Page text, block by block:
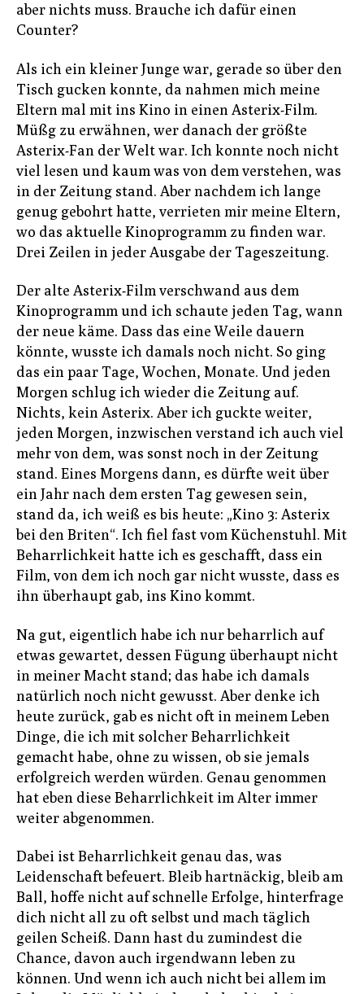
aber nichts muss. Brauche ich dafür einen
Counter?
Als ich ein kleiner Junge war, gerade so über den
Tisch gucken konnte, da nahmen mich meine
Eltern mal mit ins Kino in einen Asterix-Film.
Müßg zu erwähnen, wer danach der größte
Asterix-Fan der Welt war. Ich konnte noch nicht
viel lesen und kaum was von dem verstehen, was
in der Zeitung stand. Aber nachdem ich lange
genug gebohrt hatte, verrieten mir meine Eltern,
wo das aktuelle Kinoprogramm zu finden war.
Drei Zeilen in jeder Ausgabe der Tageszeitung.
Der alte Asterix-Film verschwand aus dem
Kinoprogramm und ich schaute jeden Tag, wann
der neue käme. Dass das eine Weile dauern
könnte, wusste ich damals noch nicht. So ging
das ein paar Tage, Wochen, Monate. Und jeden
Morgen schlug ich wieder die Zeitung auf.
Nichts, kein Asterix. Aber ich guckte weiter,
jeden Morgen, inzwischen verstand ich auch viel
mehr von dem, was sonst noch in der Zeitung
stand. Eines Morgens dann, es dürfte weit über
ein Jahr nach dem ersten Tag gewesen sein,
stand da, ich weiß es bis heute: „Kino 3: Asterix
bei den Briten“. Ich fiel fast vom Küchenstuhl. Mit
Beharrlichkeit hatte ich es geschafft, dass ein
Film, von dem ich noch gar nicht wusste, dass es
ihn überhaupt gab, ins Kino kommt.
Na gut, eigentlich habe ich nur beharrlich auf
etwas gewartet, dessen Fügung überhaupt nicht
in meiner Macht stand; das habe ich damals
natürlich noch nicht gewusst. Aber denke ich
heute zurück, gab es nicht oft in meinem Leben
Dinge, die ich mit solcher Beharrlichkeit
gemacht habe, ohne zu wissen, ob sie jemals
erfolgreich werden würden. Genau genommen
hat eben diese Beharrlichkeit im Alter immer
weiter abgenommen.
Dabei ist Beharrlichkeit genau das, was
Leidenschaft befeuert. Bleib hartnäckig, bleib am
Ball, hoffe nicht auf schnelle Erfolge, hinterfrage
dich nicht all zu oft selbst und mach täglich
geilen Scheiß. Dann hast du zumindest die
Chance, davon auch irgendwann leben zu
können. Und wenn ich auch nicht bei allem im